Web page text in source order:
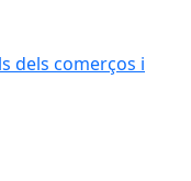
dels comerços i